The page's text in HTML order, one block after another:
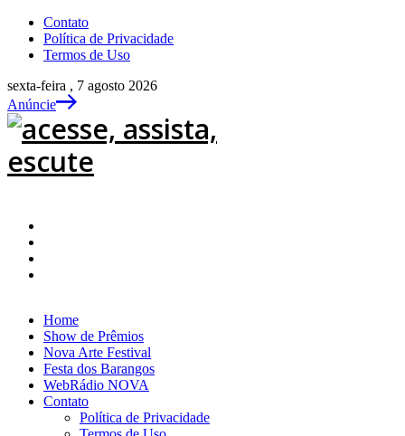
Contato
Política de Privacidade
Termos de Uso
sexta-feira , 7 agosto 2026
Anúncie
Home
Show de Prêmios
Nova Arte Festival
Festa dos Barangos
WebRádio NOVA
Contato
Política de Privacidade